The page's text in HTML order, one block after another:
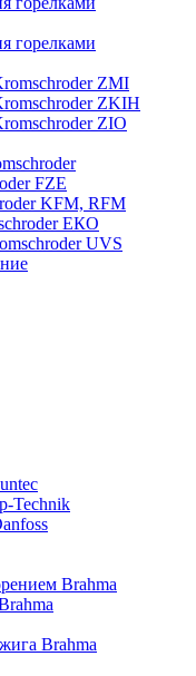
горелками
ZМI
ZKIH
ZIO
FZE
KFM, RFM
ЕКО
UVS
Technik
Brahma
Brahma